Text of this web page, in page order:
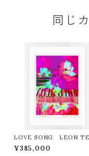
同じ
LOVE SONG LEON
SHIMA版画作品77作限定（
ライン限定特典付き作品〉
¥385,000